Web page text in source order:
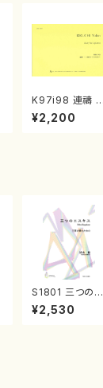
K97i98 連禱 :
2台ピアノのため
の（2 Pianos /
¥2,200
S1801 三つのエ
スキス（箏2，17/
清水 脩/楽譜）
¥2,530